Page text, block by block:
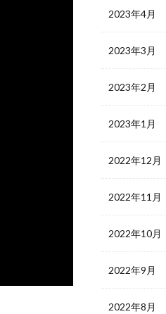
2023年4月
2023年3月
2023年2月
2023年1月
2022年12月
2022年11月
2022年10月
2022年9月
2022年8月